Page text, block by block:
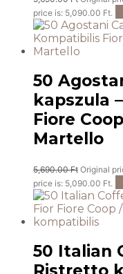
price is: 5,090.00 Ft.
50
kapszula
Fiore
Martello
5,690.00Ft Original
price is: 5,090.00 Ft.
50 Italian